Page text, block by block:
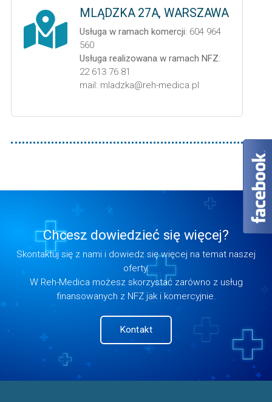
MLĄDZKA 27A, WARSZAWA
Usługa w ramach komercji: 604 964
560
Usługa realizowana w ramach NFZ:
22 613 76 81
mail: mladzka@reh-medica.pl
Chcesz dowiedzieć się więcej?
Skontaktuj się z nami i dowiedz się więcej na temat naszej
oferty.
W Reh-Medica możesz skorzystać zarówno z usług
finansowanych z NFZ jak i komercyjnie.
Kontakt